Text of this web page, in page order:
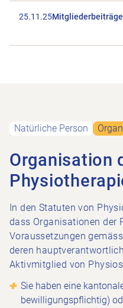
25.11.25
Natürliche Person
Organisation
In den Statuten von
dass Organisationen der
Voraussetzungen
deren
Aktivmitglied von
Sie haben eine
bewilligungspflichtig)